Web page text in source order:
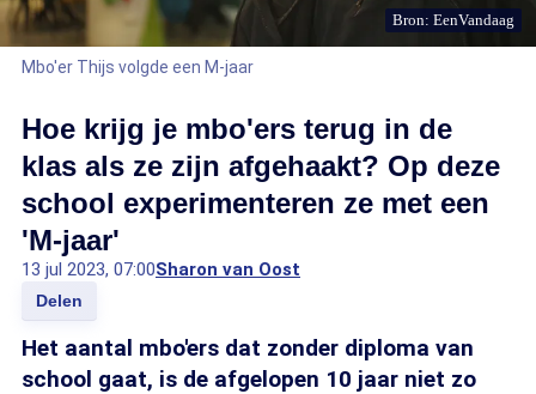
Bron: EenVandaag
Mbo'er Thijs volgde een M-jaar
Hoe krijg je mbo'ers terug in de
klas als ze zijn afgehaakt? Op deze
school experimenteren ze met een
'M-jaar'
13 jul 2023, 07:00Sharon van Oost
Delen
Het aantal mbo'ers dat zonder diploma van
school gaat, is de afgelopen 10 jaar niet zo